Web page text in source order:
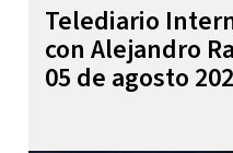
Telediario
con Alejandro
05 de agosto